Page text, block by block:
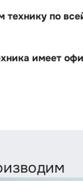
технику по
имеет